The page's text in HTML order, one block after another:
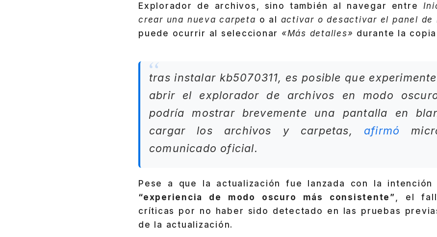
Explorador de archivos, sino también al navegar entre
crear una nueva carpeta o al activar o desactivar el panel de
puede ocurrir al seleccionar «Más detalles» durante la
tras instalar kb5070311, es posible que
abrir el explorador de archivos en modo
podría mostrar brevemente una pantalla en
cargar los archivos y carpetas, afirmó
comunicado oficial.
Pese a que la actualización fue lanzada con la
“experiencia de modo oscuro más consistente”, el
críticas por no haber sido detectado en las pruebas
de la actualización.